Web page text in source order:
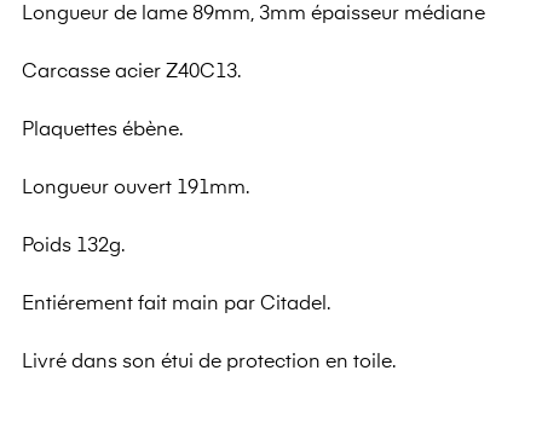
Longueur de lame 89mm, 3mm épaisseur médiane
Carcasse acier Z40C13.
Plaquettes ébène.
Longueur ouvert 191mm.
Poids 132g.
Entiérement fait main par Citadel.
Livré dans son étui de protection en toile.